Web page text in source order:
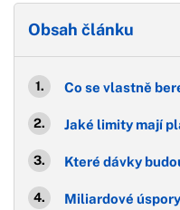
Obsah článku
Co se vlastně
Jaké limity mají
Které dávky
Miliardové